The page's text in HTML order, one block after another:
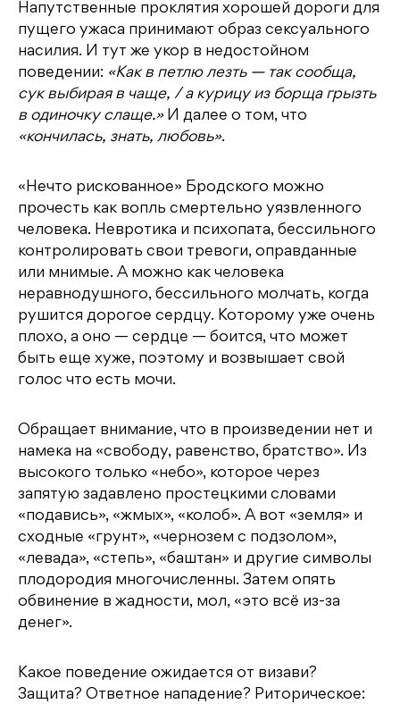
Напутственные проклятия хорошей дороги для
пущего ужаса принимают образ сексуального
насилия. И тут же укор в недостойном
поведении: «Как в петлю лезть — так сообща,
сук выбирая в чаще, / а курицу из борща грызть
в одиночку слаще.»И далее о том, что
«кончилась, знать, любовь».
«Нечто рискованное» Бродского можно
прочесть как вопль смертельно уязвленного
человека. Невротика и психопата, бессильного
контролировать свои тревоги, оправданные
или мнимые. А можно как человека
неравнодушного, бессильного молчать, когда
рушится дорогое сердцу. Которому уже очень
плохо, а оно — сердце — боится, что может
быть еще хуже, поэтому и возвышает свой
голос что есть мочи.
Обращает внимание, что в произведении нет и
намека на «свободу, равенство, братство». Из
высокого только «небо», которое через
запятую задавлено простецкими словами
«подавись», «жмых», «колоб». А вот «земля» и
сходные «грунт», «чернозем с подзолом»,
«левада», «степь», «баштан» и другие символы
плодородия многочисленны. Затем опять
обвинение в жадности, мол, «это всё из-за
денег».
Какое поведение ожидается от визави?
Защита? Ответное нападение? Риторическое: